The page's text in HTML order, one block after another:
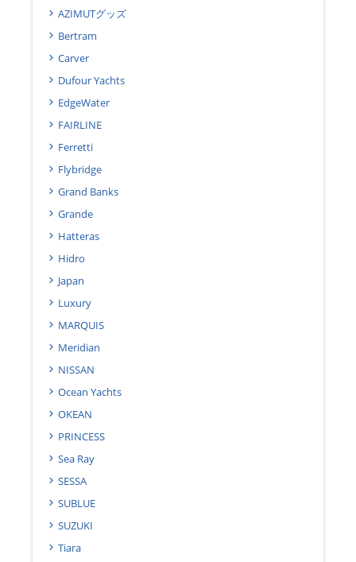
AZIMUTグッズ
Bertram
Carver
Dufour Yachts
EdgeWater
FAIRLINE
Ferretti
Flybridge
Grand Banks
Grande
Hatteras
Hidro
Japan
Luxury
MARQUIS
Meridian
NISSAN
Ocean Yachts
OKEAN
PRINCESS
Sea Ray
SESSA
SUBLUE
SUZUKI
Tiara